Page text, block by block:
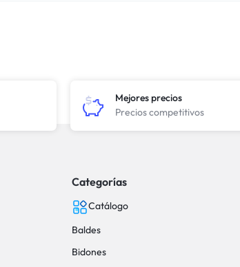
Mejores precios
Precios competitivos
Categorías
Catálogo
Baldes
Bidones